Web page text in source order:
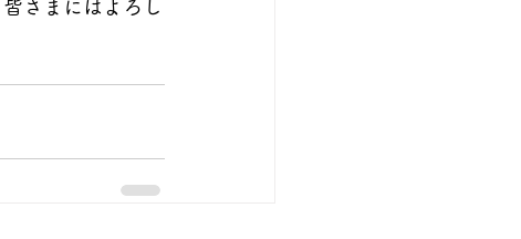
さまにはよろし